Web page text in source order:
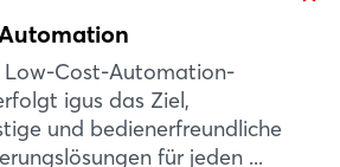
Low-Cost-Automation-
igus das Ziel,
und bedienerfreundliche
für jeden ...